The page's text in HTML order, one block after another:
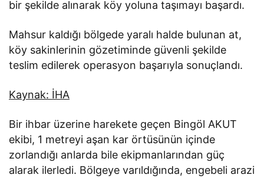
bir şekilde alınarak köy yoluna taşımayı başardı.
Mahsur kaldığı bölgede yaralı halde bulunan at,
köy sakinlerinin gözetiminde güvenli şekilde
teslim edilerek operasyon başarıyla sonuçlandı.
Kaynak: İHA
Bir ihbar üzerine harekete geçen Bingöl AKUT
ekibi, 1 metreyi aşan kar örtüsünün içinde
zorlandığı anlarda bile ekipmanlarından güç
alarak ilerledi. Bölgeye varıldığında, engebeli arazi